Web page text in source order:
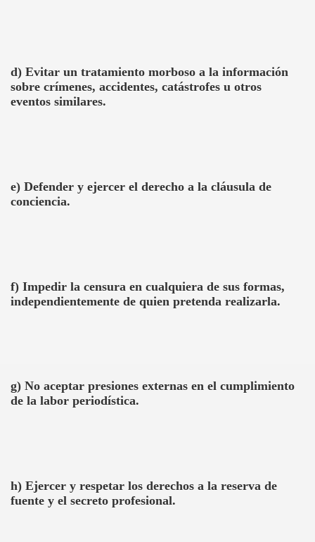
d) Evitar un tratamiento morboso a la información
sobre crímenes, accidentes, catástrofes u otros
eventos similares.
e) Defender y ejercer el derecho a la cláusula de
conciencia.
f) Impedir la censura en cualquiera de sus formas,
independientemente de quien pretenda realizarla.
g) No aceptar presiones externas en el cumplimiento
de la labor periodística.
h) Ejercer y respetar los derechos a la reserva de
fuente y el secreto profesional.